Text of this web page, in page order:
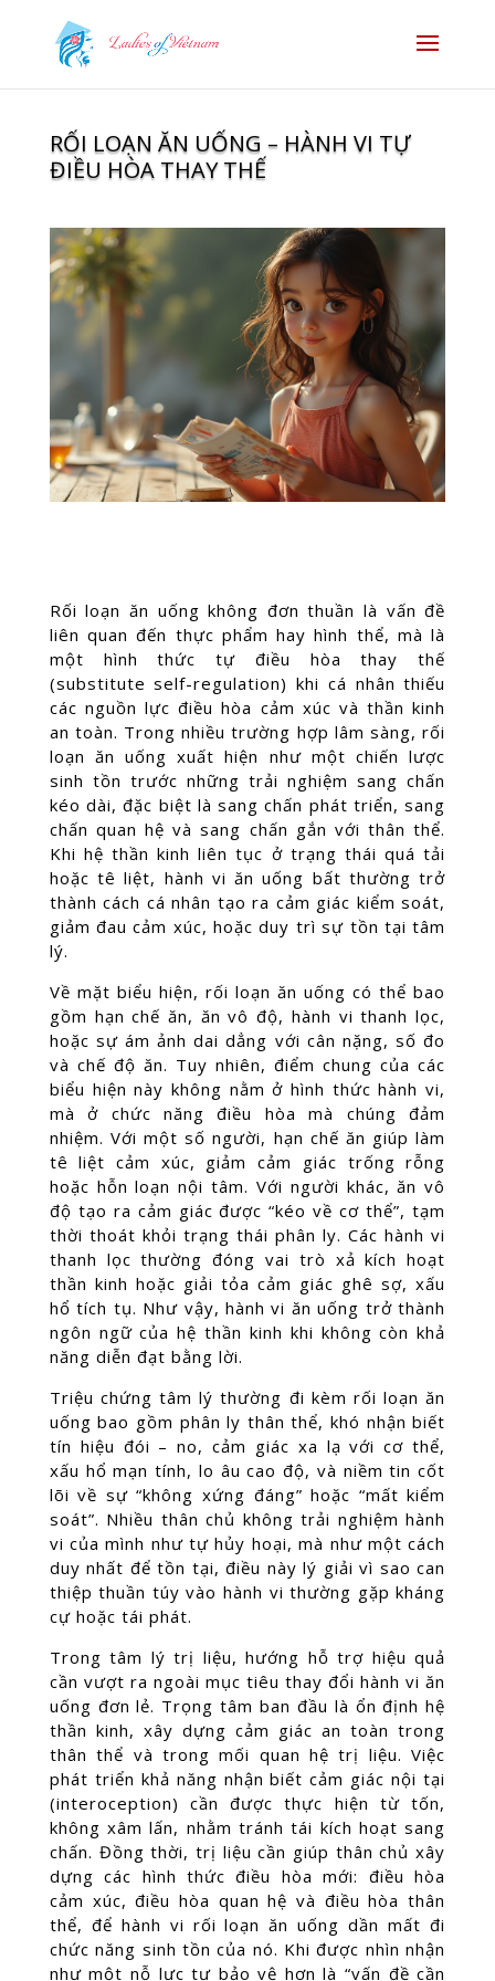
RỐI LOẠN ĂN UỐNG – HÀNH VI TỰ
ĐIỀU HÒA THAY THẾ
Rối loạn ăn uống không đơn thuần là vấn đề
liên quan đến thực phẩm hay hình thể, mà là
một hình thức tự điều hòa thay thế
(substitute self-regulation) khi cá nhân thiếu
các nguồn lực điều hòa cảm xúc và thần kinh
an toàn. Trong nhiều trường hợp lâm sàng, rối
loạn ăn uống xuất hiện như một chiến lược
sinh tồn trước những trải nghiệm sang chấn
kéo dài, đặc biệt là sang chấn phát triển, sang
chấn quan hệ và sang chấn gắn với thân thể.
Khi hệ thần kinh liên tục ở trạng thái quá tải
hoặc tê liệt, hành vi ăn uống bất thường trở
thành cách cá nhân tạo ra cảm giác kiểm soát,
giảm đau cảm xúc, hoặc duy trì sự tồn tại tâm
lý.
Về mặt biểu hiện, rối loạn ăn uống có thể bao
gồm hạn chế ăn, ăn vô độ, hành vi thanh lọc,
hoặc sự ám ảnh dai dẳng với cân nặng, số đo
và chế độ ăn. Tuy nhiên, điểm chung của các
biểu hiện này không nằm ở hình thức hành vi,
mà ở chức năng điều hòa mà chúng đảm
nhiệm. Với một số người, hạn chế ăn giúp làm
tê liệt cảm xúc, giảm cảm giác trống rỗng
hoặc hỗn loạn nội tâm. Với người khác, ăn vô
độ tạo ra cảm giác được “kéo về cơ thể”, tạm
thời thoát khỏi trạng thái phân ly. Các hành vi
thanh lọc thường đóng vai trò xả kích hoạt
thần kinh hoặc giải tỏa cảm giác ghê sợ, xấu
hổ tích tụ. Như vậy, hành vi ăn uống trở thành
ngôn ngữ của hệ thần kinh khi không còn khả
năng diễn đạt bằng lời.
Triệu chứng tâm lý thường đi kèm rối loạn ăn
uống bao gồm phân ly thân thể, khó nhận biết
tín hiệu đói – no, cảm giác xa lạ với cơ thể,
xấu hổ mạn tính, lo âu cao độ, và niềm tin cốt
lõi về sự “không xứng đáng” hoặc “mất kiểm
soát”. Nhiều thân chủ không trải nghiệm hành
vi của mình như tự hủy hoại, mà như một cách
duy nhất để tồn tại, điều này lý giải vì sao can
thiệp thuần túy vào hành vi thường gặp kháng
cự hoặc tái phát.
Trong tâm lý trị liệu, hướng hỗ trợ hiệu quả
cần vượt ra ngoài mục tiêu thay đổi hành vi ăn
uống đơn lẻ. Trọng tâm ban đầu là ổn định hệ
thần kinh, xây dựng cảm giác an toàn trong
thân thể và trong mối quan hệ trị liệu. Việc
phát triển khả năng nhận biết cảm giác nội tại
(interoception) cần được thực hiện từ tốn,
không xâm lấn, nhằm tránh tái kích hoạt sang
chấn. Đồng thời, trị liệu cần giúp thân chủ xây
dựng các hình thức điều hòa mới: điều hòa
cảm xúc, điều hòa quan hệ và điều hòa thân
thể, để hành vi rối loạn ăn uống dần mất đi
chức năng sinh tồn của nó. Khi được nhìn nhận
như một nỗ lực tự bảo vệ hơn là “vấn đề cần